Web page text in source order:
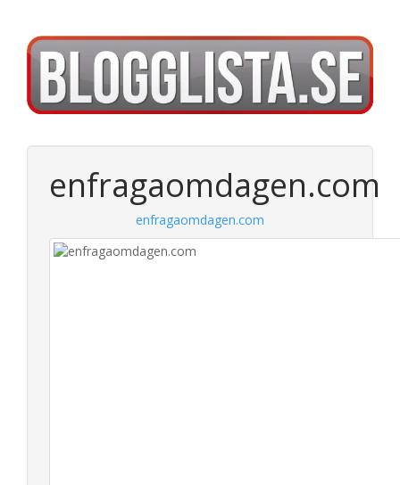
enfragaomdagen.com
enfragaomdagen.com